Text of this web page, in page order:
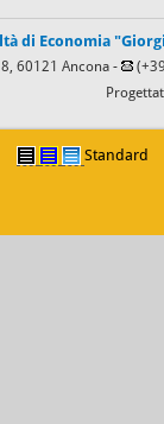
di Economia
8, 60121 Ancona -
Standard